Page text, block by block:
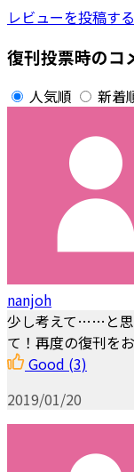
レビューを投稿する
復刊投票時のコ
人気順 新着
nanjoh
少し考えて……と思
て！再度の復刊を
Good (3)
2019/01/20